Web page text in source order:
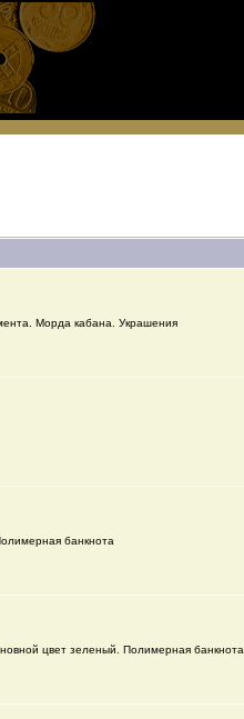
Морда кабана. Украшения
банкнота
цвет зеленый. Полимерная банкнота